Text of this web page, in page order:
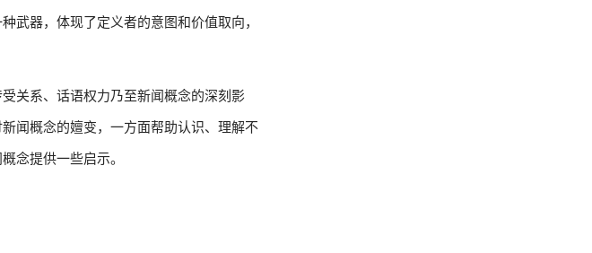
武器，体现了定义者的意图和价值取向，
关系、话语权力乃至新闻概念的深刻影
闻概念的嬗变，一方面帮助认识、理解不
念提供一些启示。